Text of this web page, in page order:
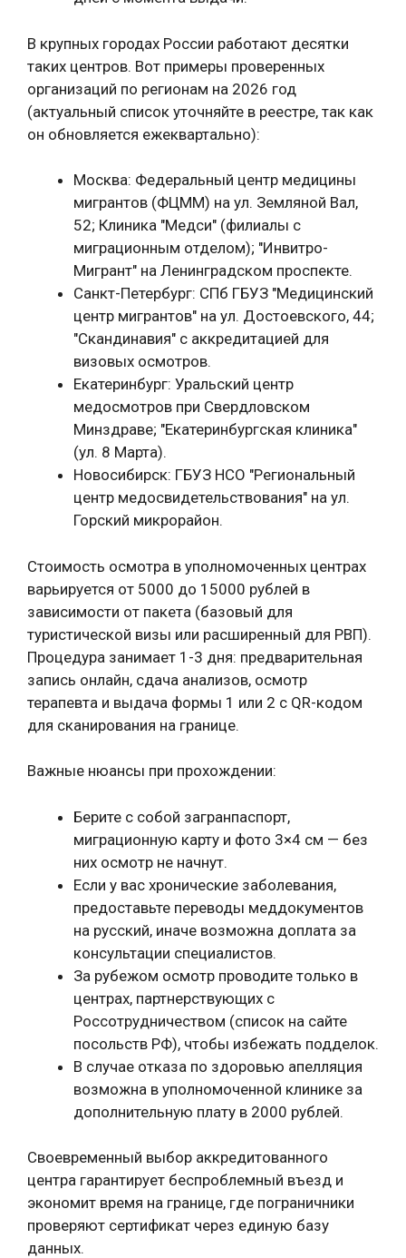
В крупных городах России работают десятки
таких центров. Вот примеры проверенных
организаций по регионам на 2026 год
(актуальный список уточняйте в реестре, так как
он обновляется ежеквартально):
Москва: Федеральный центр медицины
мигрантов (ФЦММ) на ул. Земляной Вал,
52; Клиника "Медси" (филиалы с
миграционным отделом); "Инвитро-
Мигрант" на Ленинградском проспекте.
Санкт-Петербург: СПб ГБУЗ "Медицинский
центр мигрантов" на ул. Достоевского, 44;
"Скандинавия" с аккредитацией для
визовых осмотров.
Екатеринбург: Уральский центр
медосмотров при Свердловском
Минздраве; "Екатеринбургская клиника"
(ул. 8 Марта).
Новосибирск: ГБУЗ НСО "Региональный
центр медосвидетельствования" на ул.
Горский микрорайон.
Стоимость осмотра в уполномоченных центрах
варьируется от 5000 до 15000 рублей в
зависимости от пакета (базовый для
туристической визы или расширенный для РВП).
Процедура занимает 1-3 дня: предварительная
запись онлайн, сдача анализов, осмотр
терапевта и выдача формы 1 или 2 с QR-кодом
для сканирования на границе.
Важные нюансы при прохождении:
Берите с собой загранпаспорт,
миграционную карту и фото 3×4 см — без
них осмотр не начнут.
Если у вас хронические заболевания,
предоставьте переводы меддокументов
на русский, иначе возможна доплата за
консультации специалистов.
За рубежом осмотр проводите только в
центрах, партнерствующих с
Россотрудничеством (список на сайте
посольств РФ), чтобы избежать подделок.
В случае отказа по здоровью апелляция
возможна в уполномоченной клинике за
дополнительную плату в 2000 рублей.
Своевременный выбор аккредитованного
центра гарантирует беспроблемный въезд и
экономит время на границе, где пограничники
проверяют сертификат через единую базу
данных.